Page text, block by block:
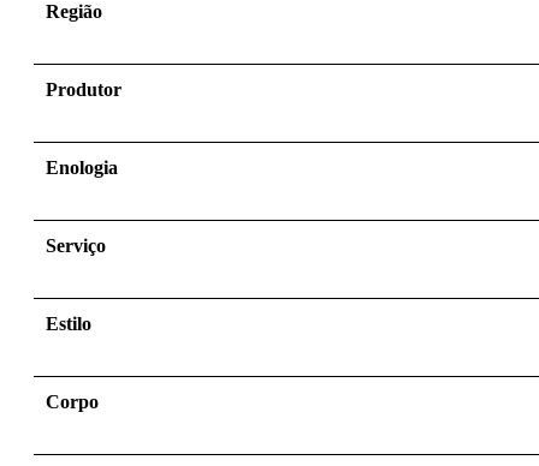
Região
Produtor
Enologia
Serviço
Estilo
Corpo